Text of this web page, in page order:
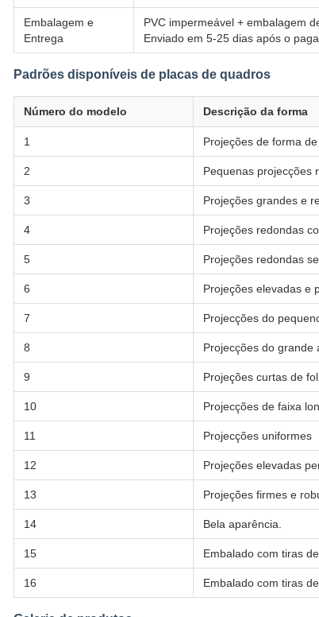
Embalagem e
Entrega
PVC impermeável + embalagem
Enviado em 5-25 dias após o
Padrões disponíveis de placas de quadros
Número do modelo Descrição da forma
1 Projeções de forma
2 Pequenas projecções
3 Projeções grandes e
4 Projeções redondas
5 Projeções redondas
6 Projeções elevadas e
7 Projecções do
8 Projecções do grande
9 Projeções curtas de
10 Projecções de faixa
11 Projecções uniformes
12 Projeções elevadas
13 Projeções firmes e
14 Bela aparência.
15 Embalado com tiras
16 Embalado com tiras